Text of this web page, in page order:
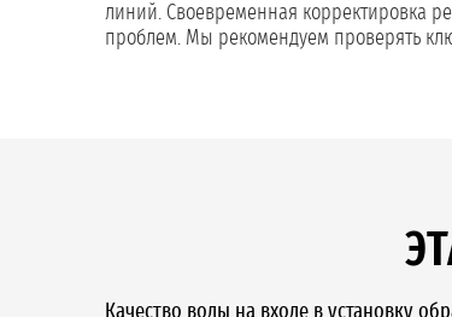
линий. Своевременная корректировка
проблем. Мы рекомендуем проверять
Качество воды на входе в установку